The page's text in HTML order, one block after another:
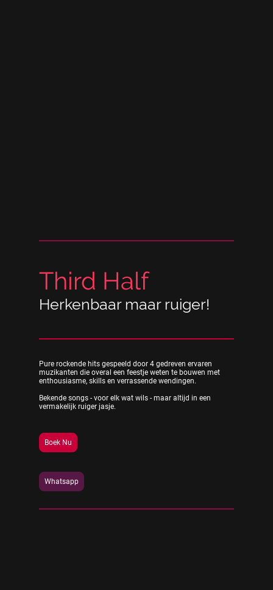
Third Half
Herkenbaar maar ruiger!
Pure rockende hits gespeeld door 4 gedreven ervaren
muzikanten die overal een feestje weten te bouwen met
enthousiasme, skills en verrassende wendingen.
Bekende songs - voor elk wat wils - maar altijd in een
vermakelijk ruiger jasje.
Boek Nu
Whatsapp